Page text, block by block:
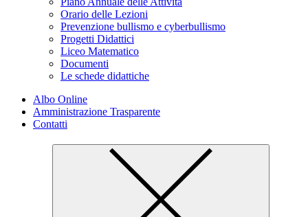
Orario delle Lezioni
Prevenzione bullismo e cyberbullismo
Progetti Didattici
Liceo Matematico
Documenti
Le schede didattiche
Albo Online
Amministrazione Trasparente
Contatti